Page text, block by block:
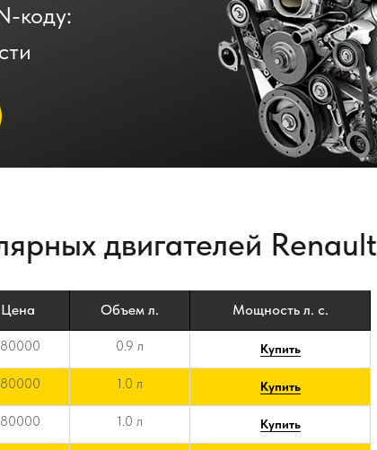
коду:
двигателей Renault
Цена Объем л. Мощность л. с.
0.9 л Купить
1.0 л Купить
1.0 л Купить